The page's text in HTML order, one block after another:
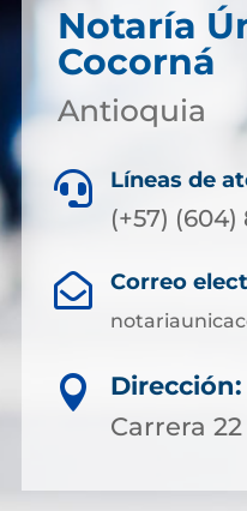
Notaría
Cocorná
Antioquia
 Líneas de
(+57) (604)
 Correo

Dirección:
Carrera 22